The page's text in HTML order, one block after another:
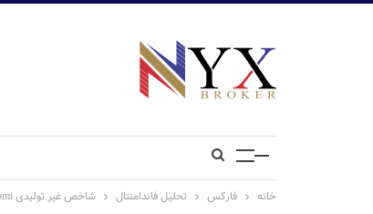
خانه فارکس تحلیل فاندامنتال شاخص غیر تولیدی pmi